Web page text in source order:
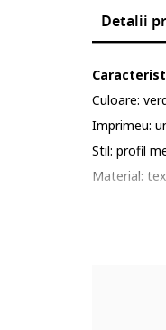
Detalii
Culoare:
Imprimeu:
Stil: profil
Material: